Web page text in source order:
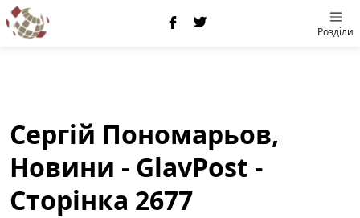
Розділи
Сергій Пономарьов,
Новини - GlavPost -
Сторінка 2677